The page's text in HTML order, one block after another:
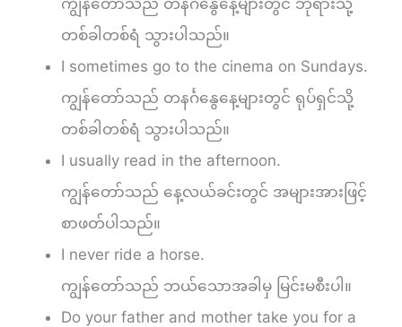
တစ်ခါတစ်ရံ သွားပါသည်။
I sometimes go to the cinema on Sundays.
ကျွန်တော်သည် တနင်္ဂနွေနေ့များတွင် ရုပ်ရှင်သို့
တစ်ခါတစ်ရံ သွားပါသည်။
I usually read in the afternoon.
ကျွန်တော်သည် နေ့လယ်ခင်းတွင် အများအားဖြင့်
စာဖတ်ပါသည်။
I never ride a horse.
ကျွန်တော်သည် ဘယ်သောအခါမှ မြင်းမစီးပါ။
Do your father and mother take you for a